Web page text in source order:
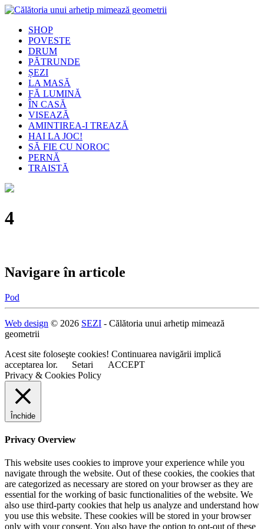
SHOP
POVESTE
DRUM
PĂTRUNDE
ȘEZI
LA MASĂ
FĂ LUMINĂ
ÎN CASĂ
VISEAZĂ
AMINTIREA-I TREAZĂ
HAI LA JOC!
SĂ FIE CU NOROC
PERNĂ
TRAISTĂ
4
Navigare în articole
Pod
Web design © 2026 SEZI - Călătoria unui arhetip mimează
geometrii
Acest site foloseşte cookies! Continuarea navigării implică
acceptarea lor.
Setari
ACCEPT
Privacy & Cookies Policy
Închide
Privacy Overview
This website uses cookies to improve your experience while you
navigate through the website. Out of these cookies, the cookies that
are categorized as necessary are stored on your browser as they are
essential for the working of basic functionalities of the website. We
also use third-party cookies that help us analyze and understand how
you use this website. These cookies will be stored in your browser
only with your consent. You also have the option to opt-out of these